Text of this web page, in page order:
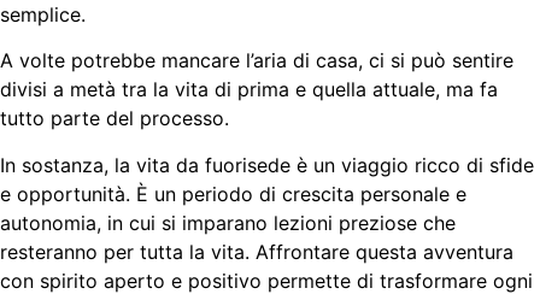
semplice.
A volte potrebbe mancare l’aria di casa, ci si può sentire
divisi a metà tra la vita di prima e quella attuale, ma fa
tutto parte del processo.
In sostanza, la vita da fuorisede è un viaggio ricco di sfide
e opportunità. È un periodo di crescita personale e
autonomia, in cui si imparano lezioni preziose che
resteranno per tutta la vita. Affrontare questa avventura
con spirito aperto e positivo permette di trasformare ogni